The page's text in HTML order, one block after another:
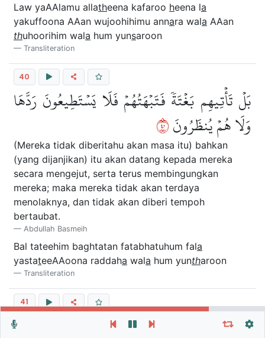
Law yaAAlamu allatheena kafaroo heena la
yakuffoona AAan wujoohihimu annara wala AAan
thuhoorihim wala hum yunsaroon
Transliteration
40
بَلۡ تَأۡتِيهِم بَغۡتَةٗ فَتَبۡهَتُهُمۡ فَلَا يَسۡتَطِيعُونَ رَدَّهَا
وَلَا هُمۡ يُنظَرُونَ٠٤
(Mereka tidak diberitahu akan masa itu) bahkan
(yang dijanjikan) itu akan datang kepada mereka
secara mengejut, serta terus membingungkan
mereka; maka mereka tidak akan terdaya
menolaknya, dan tidak akan diberi tempoh
bertaubat.
Abdullah Basmeih
Bal tateehim baghtatan fatabhatuhum fala
yastateeAAoona raddaha wala hum yuntharoon
Transliteration
41
وَلَقَدِ ٱسۡتُهۡزِئَ بِرُسُلٖ مِّن قَبۡلِكَ فَحَاقَ بِٱلَّذِينَ